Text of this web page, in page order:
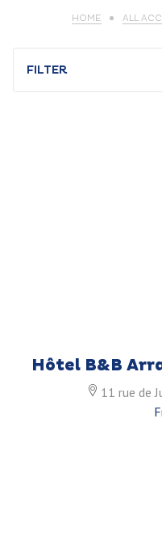
HOME ALL
FILTER
Hôtel B&B
11 rue de